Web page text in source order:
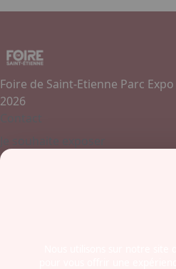
Foire de Saint-Etienne Parc
2026
Contactez-nous